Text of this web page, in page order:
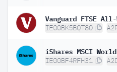
IE00BK5BQT80
iShares MSCI
IE00BF4RFH31